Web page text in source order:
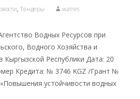
, Тендеры watres
Водных Ресурсов при
Водного Хозяйства и
Кыргызской Республики Дата: 20
Кредита: № 3746 KGZ /Грант №
устойчивости водных